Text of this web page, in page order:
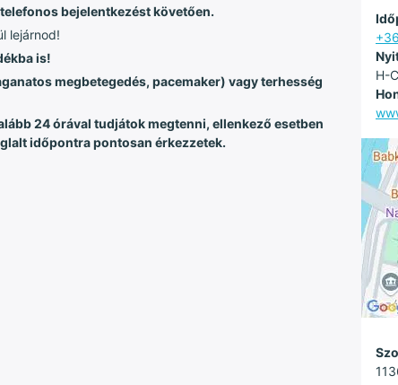
bejelentkezést követően.
lejárnod!
is!
megbetegedés, pacemaker) vagy terhesség
24 órával tudjátok megtenni, ellenkező esetben
időpontra pontosan érkezzetek.
H-